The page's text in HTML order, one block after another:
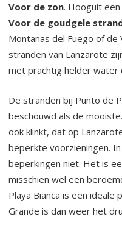
Voor de zon. Hooguit
Voor de goudgele
Montanas del Fuego of de
stranden van Lanzarote
met prachtig helder water
De stranden bij Punto de
beschouwd als de
ook klinkt, dat op
beperkte voorzieningen.
beperkingen niet. Het is
misschien wel een
Playa Bianca is een ideale
Grande is dan weer het